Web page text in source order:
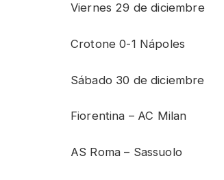
Viernes 29 de diciembre
Crotone 0-1 Nápoles
Sábado 30 de diciembre
Fiorentina – AC Milan
AS Roma – Sassuolo